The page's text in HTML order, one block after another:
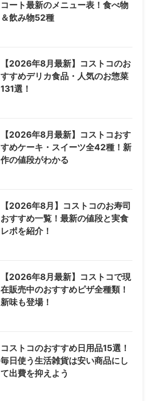
コート最新のメニュー表！食べ物
＆飲み物52種
【2026年8月最新】コストコのお
すすめデリカ食品・人気のお惣菜
131選！
【2026年8月最新】コストコおす
すめケーキ・スイーツ全42種！新
作の値段がわかる
【2026年8月】コストコのお寿司
おすすめ一覧！最新の値段と実食
レポを紹介！
【2026年8月最新】コストコで現
在販売中のおすすめピザ全種類！
新味も登場！
コストコのおすすめ日用品15選！
毎日使う生活雑貨は安い商品にし
て出費を抑えよう